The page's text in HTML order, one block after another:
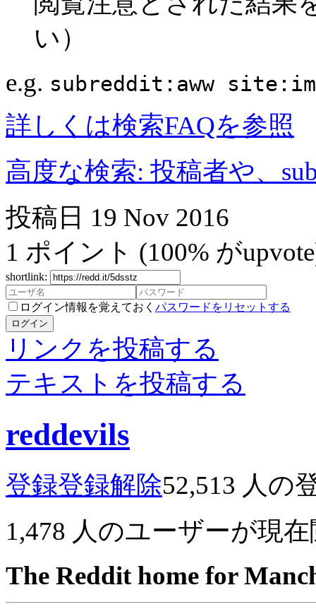
い）
e.g. subreddit:aww
詳しくは検索FAQを参照
高度な検索: 投稿者や、
投稿日 19 Nov 2016
1 ポイント (100% が
shortlink:
ログイン情報を覚えておく パスワードをリセットする
ログイン
リンクを投稿する
テキストを投稿する
reddevils
登録登録解除52,513 人の
1,478 人のユーザーが現
The Reddit home for